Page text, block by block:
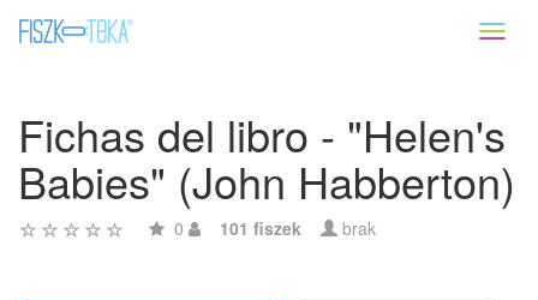
Fichas del libro - "Helen's
Babies" (John Habberton)
0 101 fiszek brak